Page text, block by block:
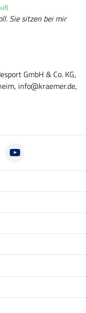
Sie sitzen bei mir
GmbH & Co. KG,
info@kraemer.de,